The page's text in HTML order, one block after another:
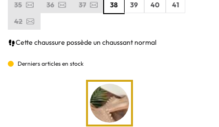
35
36 37 38 39 40
41
42
Cette chaussure possède un chaussant normal
Derniers articles en stock